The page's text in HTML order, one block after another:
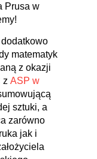
Prusa w
matematyk
z okazji
z ASP w
sztuki, a
zarówno
jak i